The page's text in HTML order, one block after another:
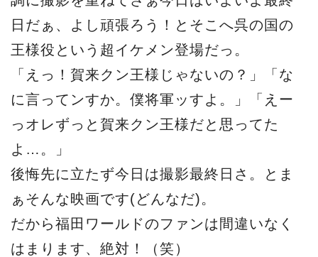
日だぁ、よし頑張ろう！とそこへ呉の国の
王様役という超イケメン登場だっ。
「えっ！賀来クン王様じゃないの？」「な
に言ってンすか。僕将軍ッすよ。」「えー
っオレずっと賀来クン王様だと思ってた
よ…。」
後悔先に立たず今日は撮影最終日さ。とま
ぁそんな映画です(どんなだ)。
だから福田ワールドのファンは間違いなく
はまります、絶対！（笑）